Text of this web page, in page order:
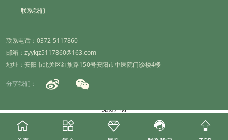
联系我们
联系电话：0372-5117860
邮箱：zyykjz5117860@163.com
地址：安阳市北关区红旗路150号安阳市中医院门诊楼4楼
分享我们：
免责声明
    